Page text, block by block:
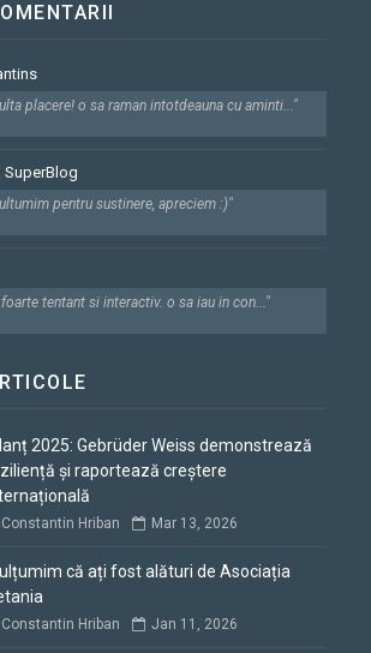
placere! o sa raman intotdeauna cu aminti..."
SuperBlog
pentru sustinere, apreciem :)"
foarte tentant si interactiv. o sa iau in con..."
2025: Gebrüder Weiss demonstrează
și raportează creștere
Constantin Hriban Mar 13, 2026
că ați fost alături de Asociația
Constantin Hriban Jan 11, 2026